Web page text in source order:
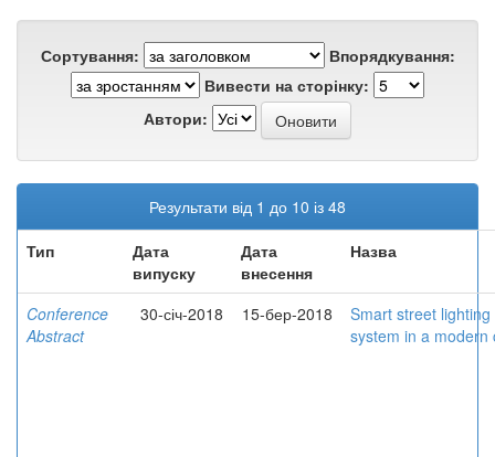
Сортування:
Впорядкування:
Вивести на сторінку:
Автори:
Результати від 1 до 10 із 48
Тип
Дата
випуску
Дата
внесення
Назва
Conference
Abstract
30-січ-2018 15-бер-2018
Smart street lighting
system in a modern